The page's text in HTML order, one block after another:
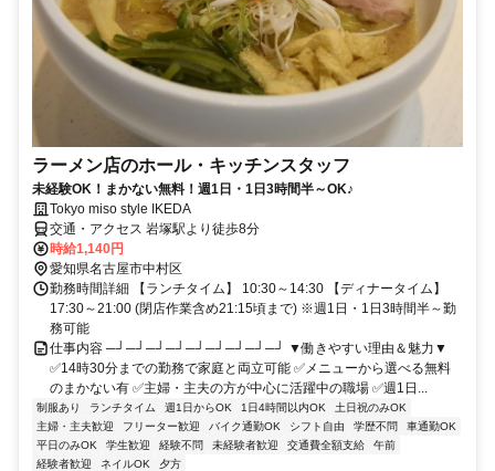
ラーメン店のホール・キッチンスタッフ
未経験OK！まかない無料！週1日・1日3時間半～OK♪
Tokyo miso style IKEDA
交通・アクセス 岩塚駅より徒歩8分
時給1,140円
愛知県名古屋市中村区
勤務時間詳細 【ランチタイム】 10:30～14:30 【ディナータイム】
17:30～21:00 (閉店作業含め21:15頃まで) ※週1日・1日3時間半～勤
務可能
仕事内容 ─┘─┘─┘─┘─┘─┘─┘─┘─┘ ▼働きやすい理由＆魅力▼
✅14時30分までの勤務で家庭と両立可能 ✅メニューから選べる無料
のまかない有 ✅主婦・主夫の方が中心に活躍中の職場 ✅週1日...
制服あり ランチタイム 週1日からOK 1日4時間以内OK
土日祝のみOK
主婦・主夫歓迎
フリーター歓迎 バイク通勤OK シフト自由 学歴不問
車通勤OK
平日のみOK
学生歓迎 経験不問 未経験者歓迎 交通費全額支給
午前
経験者歓迎
ネイルOK 夕方